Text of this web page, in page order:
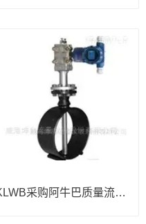
KLWB采购阿牛巴质量流量计